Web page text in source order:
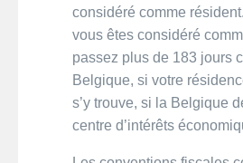
considéré comme
vous êtes considéré
passez plus de 183 jours
Belgique, si votre
s’y trouve, si la Belgique
centre d’intérêts